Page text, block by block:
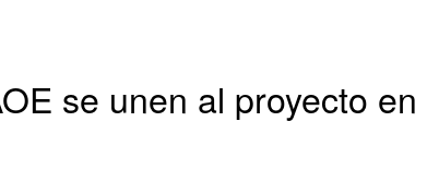
se unen al proyecto en